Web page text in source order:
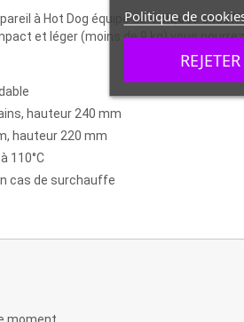
à Hot Dog équipé de4 piques
et léger (moins de 9 kg) vous
hauteur 240 mm
hauteur 220 mm
110°C
cas de surchauffe
Politique de